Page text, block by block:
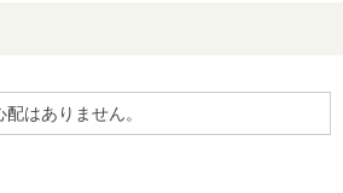
はありません。